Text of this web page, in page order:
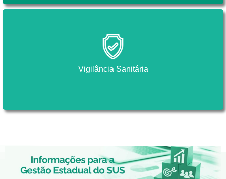
Vigilância Sanitária
Vigilância Sanitária